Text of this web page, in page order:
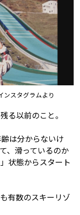
スタグラムより
る以前のこと。
は分からないけ
、滑っているのか
状態からスタート
有数のスキーリゾ